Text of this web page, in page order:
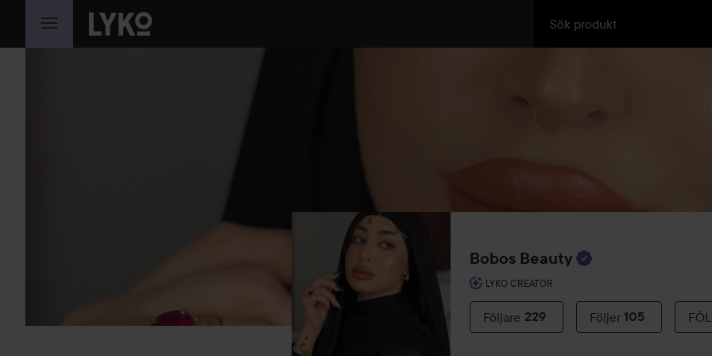
HOPPA TILL INNEHÅLLET
Bobos Beauty
LYKO CREATOR
Följare 229 Följer 105